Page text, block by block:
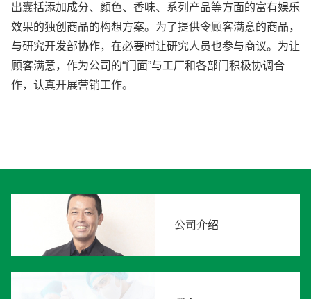
出囊括添加成分、颜色、香味、系列产品等方面的富有娱乐
效果的独创商品的构想方案。为了提供令顾客满意的商品，
与研究开发部协作，在必要时让研究人员也参与商议。为让
顾客满意，作为公司的“门面”与工厂和各部门积极协调合
作，认真开展营销工作。
公司介绍